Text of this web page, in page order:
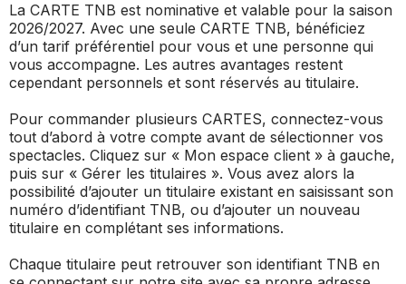
La CARTE TNB est nominative et valable pour la saison
2026/2027. Avec une seule CARTE TNB, bénéficiez
d’un tarif préférentiel pour vous et une personne qui
vous accompagne. Les autres avantages restent
cependant personnels et sont réservés au titulaire.
Pour commander plusieurs CARTES, connectez-vous
tout d’abord à votre compte avant de sélectionner vos
spectacles. Cliquez sur « Mon espace client » à gauche,
puis sur « Gérer les titulaires ». Vous avez alors la
possibilité d’ajouter un titulaire existant en saisissant son
numéro d’identifiant TNB, ou d’ajouter un nouveau
titulaire en complétant ses informations.
Chaque titulaire peut retrouver son identifiant TNB en